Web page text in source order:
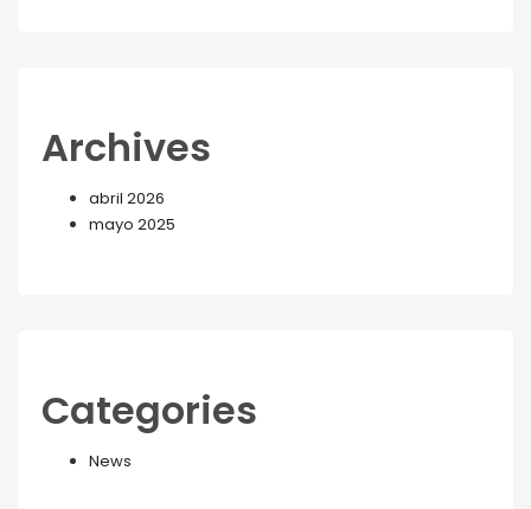
Archives
abril 2026
mayo 2025
Categories
News